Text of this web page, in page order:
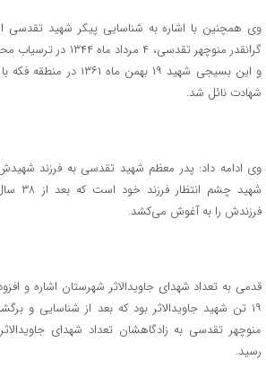
وی همچنین با اشاره به شناسایی پیکر شهید تقدسی
گرانقدر منوچهر تقدسی،
و این بسیجی شهید ۱۹ بهمن
شهادت نائل شد.
وی ادامه داد: پدر معظم شهید تقدسی به فرزند
شهید
فرزندش را به آغوش می‌کشد.
قدمی به تعداد شهدای جاویدالاثر شهرستان اشاره و
۱۹ تن شهید جاویدالاثر بود که بعد از شناسایی و
رسید.